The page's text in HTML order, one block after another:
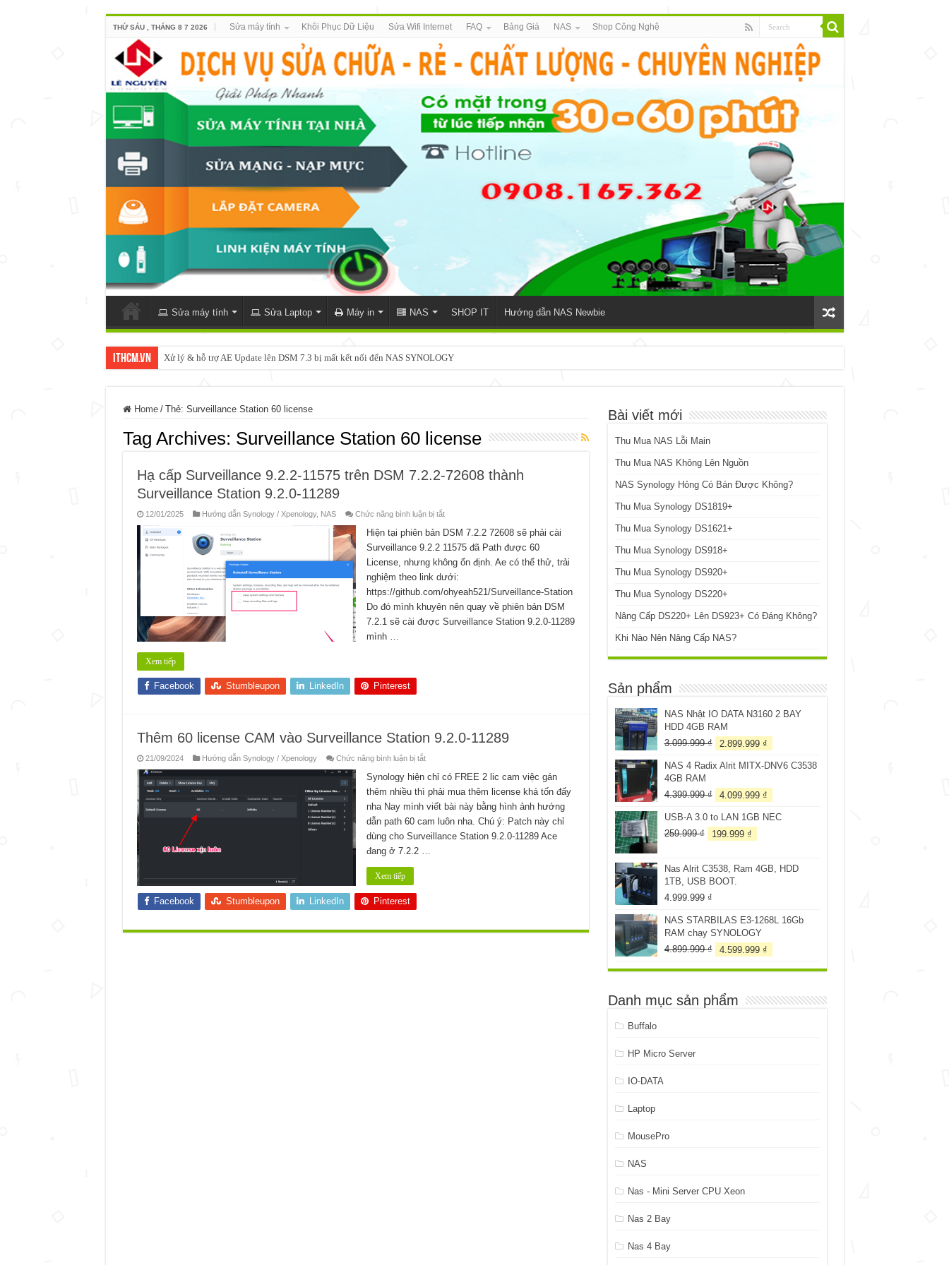
THỨ SÁU , THÁNG 8 7 2026 Sửa máy tính Khôi Phục Dữ Liệu Sửa Wifi Internet FAQ Bảng Giá NAS Shop Công Nghệ
Sửa máy tính Sửa Laptop Máy in NAS SHOP IT Hướng dẫn NAS Newbie
ItHCM.VN Xử lý & hỗ trợ AE Update lên DSM 7.3 bị mất kết nối đến NAS SYNOLOGY
Home / Thẻ: Surveillance Station 60 license
Tag Archives: Surveillance Station 60 license
Hạ cấp Surveillance 9.2.2-11575 trên DSM 7.2.2-72608 thành
Surveillance Station 9.2.0-11289
12/01/2025 Hướng dẫn Synology / Xpenology, NAS Chức năng bình luận bị tắtở
cấp
Surveillance
9.2.2-
trên
DSM
7.2.2-
72608
thành
Surveillance
9.2.0-
Hiện tại phiên bản DSM 7.2.2 72608 sẽ phải cài
Surveillance 9.2.2 11575 đã Path được 60
License, nhưng không ổn định. Ae có thể thử, trải
nghiệm theo link dưới:
https://github.com/ohyeah521/Surveillance-Station
Do đó mình khuyên nên quay về phiên bản DSM
7.2.1 sẽ cài được Surveillance Station 9.2.0-11289
mình …
Xem tiếp
Facebook Stumbleupon LinkedIn Pinterest
Thêm 60 license CAM vào Surveillance Station 9.2.0-11289
21/09/2024 Hướng dẫn Synology / Xpenology Chức năng bình luận bị tắtở
60
license
CAM
vào
Surveillance
Station
9.2.0-
11289
Synology hiện chỉ có FREE 2 lic cam việc gán
thêm nhiều thì phải mua thêm license khá tốn đấy
nha Nay mình viết bài này bằng hình ảnh hướng
dẫn path 60 cam luôn nha. Chú ý: Patch này chỉ
dùng cho Surveillance Station 9.2.0-11289 Ace
đang ở 7.2.2 …
Xem tiếp
Facebook Stumbleupon LinkedIn Pinterest
Bài viết mới
Thu Mua NAS Lỗi Main
Thu Mua NAS Không Lên Nguồn
NAS Synology Hỏng Có Bán Được Không?
Thu Mua Synology DS1819+
Thu Mua Synology DS1621+
Thu Mua Synology DS918+
Thu Mua Synology DS920+
Thu Mua Synology DS220+
Nâng Cấp DS220+ Lên DS923+ Có Đáng Không?
Khi Nào Nên Nâng Cấp NAS?
Sản phẩm
NAS Nhật IO DATA N3160 2 BAY
HDD 4GB RAM
3.099.999₫
Giá
là:
2.899.999 ₫
tại
NAS 4 Radix Alrit MITX-DNV6 C3538
4GB RAM
4.399.999₫
Giá
là:
4.399.999 ₫.
4.099.999 ₫
tại
USB-A 3.0 to LAN 1GB NEC
259.999₫
Giá
259.999 ₫.
199.999 ₫
là:
Nas Alrit C3538, Ram 4GB, HDD
1TB, USB BOOT.
4.999.999 ₫
NAS STARBILAS E3-1268L 16Gb
RAM chạy SYNOLOGY
4.899.999₫
Giá
là:
4.599.999 ₫
tại
4.599.999 ₫.
Danh mục sản phẩm
Buffalo
HP Micro Server
IO-DATA
Laptop
MousePro
NAS
Nas - Mini Server CPU Xeon
Nas 2 Bay
Nas 4 Bay